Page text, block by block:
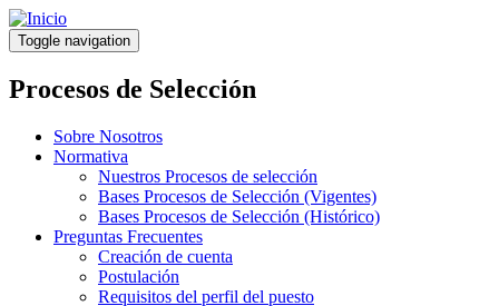
Pasar
al
contenido
principal
Toggle navigation
Procesos de Selección
Sobre Nosotros
Normativa
Nuestros Procesos de selección
Bases Procesos de Selección (Vigentes)
Bases Procesos de Selección (Histórico)
Preguntas Frecuentes
Creación de cuenta
Postulación
Requisitos del perfil del puesto